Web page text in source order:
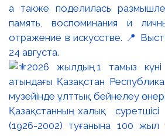
а также поделилась
память, воспоминания и
отражение в искусстве. 📍
24 августа.